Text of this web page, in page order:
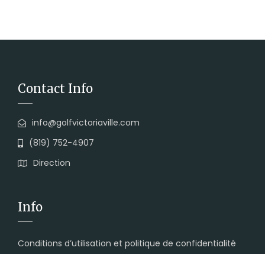
Contact Info
info@golfvictoriaville.com
(819) 752-4907
Direction
Info
Conditions d’utilisation et politique de confidentialité